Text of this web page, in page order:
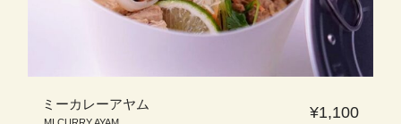
ミーカレーアヤム ¥1,100